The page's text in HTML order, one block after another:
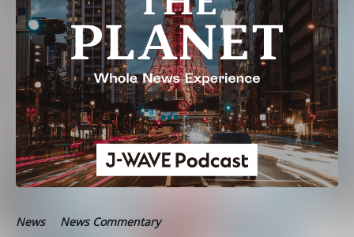
News News Commentary